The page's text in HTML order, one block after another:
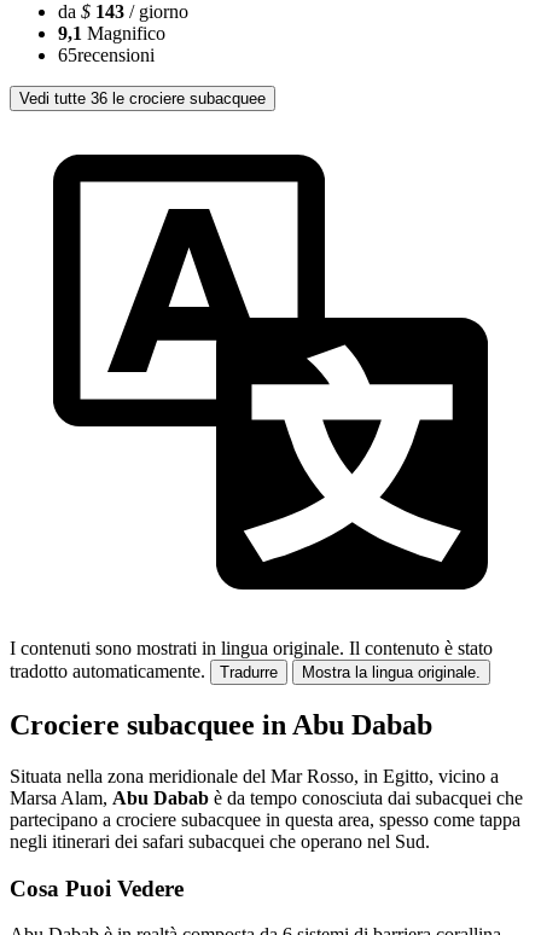
da $ 143 / giorno
9,1 Magnifico
65recensioni
Vedi tutte 36 le crociere subacquee
I contenuti sono mostrati in lingua originale. Il contenuto è stato
tradotto automaticamente.
Tradurre Mostra la lingua originale.
Crociere subacquee in Abu Dabab
Situata nella zona meridionale del Mar Rosso, in Egitto, vicino a
Marsa Alam, Abu Dabab è da tempo conosciuta dai subacquei che
partecipano a crociere subacquee in questa area, spesso come tappa
negli itinerari dei safari subacquei che operano nel Sud.
Cosa Puoi Vedere